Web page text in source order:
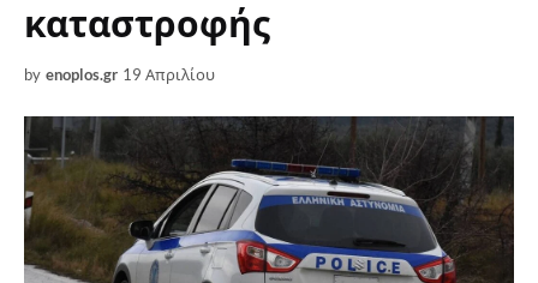
καταστροφής
by enoplos.gr 19 Απριλίου